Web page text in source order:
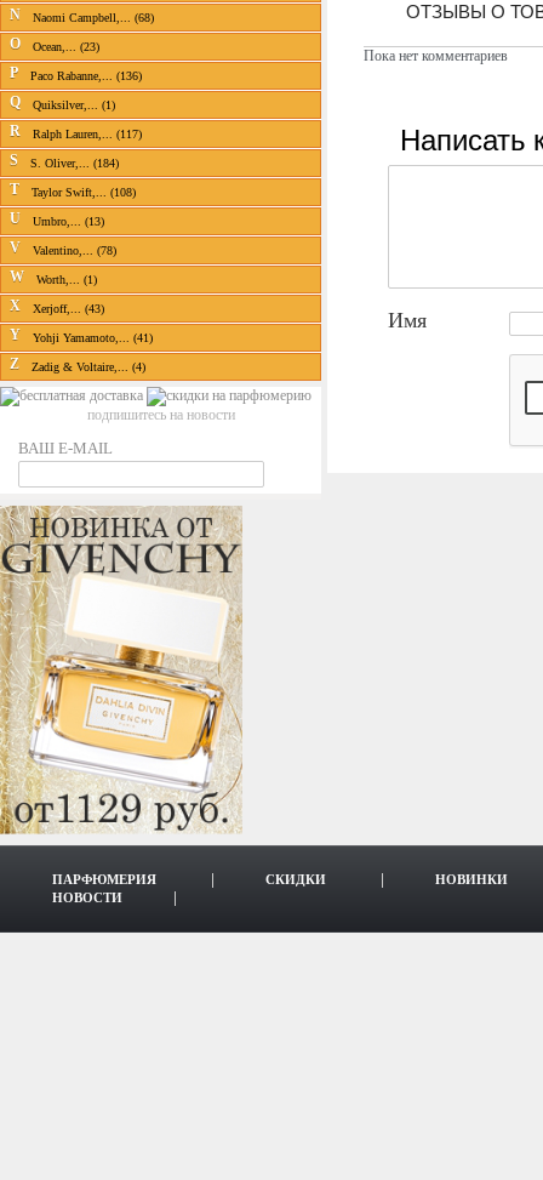
N Naomi Campbell,... (68)
O Ocean,... (23)
P Paco Rabanne,... (136)
Q Quiksilver,... (1)
R Ralph Lauren,... (117)
S S. Oliver,... (184)
T Taylor Swift,... (108)
U Umbro,... (13)
V Valentino,... (78)
W Worth,... (1)
X Xerjoff,... (43)
Y Yohji Yamamoto,... (41)
Z Zadig & Voltaire,... (4)
подпишитесь на новости
ВАШ E-MAIL
ОТЗЫВЫ О
Пока нет комментариев
Написать
Имя
ПАРФЮМЕРИЯ СКИДКИ
НОВИНКИ
НОВОСТИ